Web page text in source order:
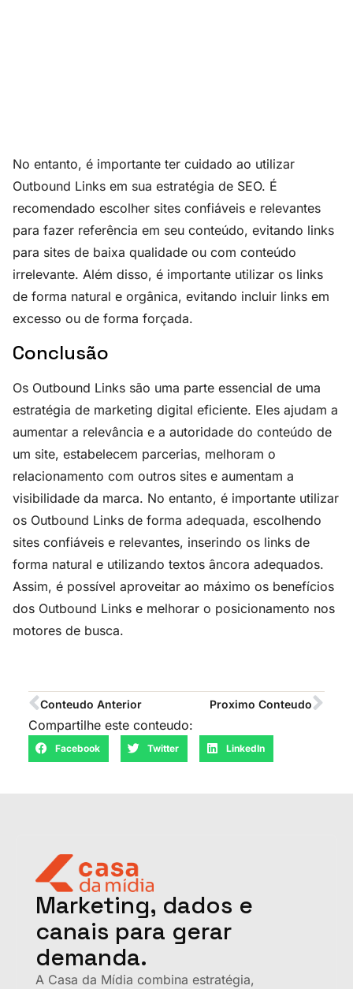
No entanto, é importante ter cuidado ao utilizar
Outbound Links em sua estratégia de SEO. É
recomendado escolher sites confiáveis e relevantes
para fazer referência em seu conteúdo, evitando links
para sites de baixa qualidade ou com conteúdo
irrelevante. Além disso, é importante utilizar os links
de forma natural e orgânica, evitando incluir links em
excesso ou de forma forçada.
Conclusão
Os Outbound Links são uma parte essencial de uma
estratégia de marketing digital eficiente. Eles ajudam a
aumentar a relevância e a autoridade do conteúdo de
um site, estabelecem parcerias, melhoram o
relacionamento com outros sites e aumentam a
visibilidade da marca. No entanto, é importante utilizar
os Outbound Links de forma adequada, escolhendo
sites confiáveis e relevantes, inserindo os links de
forma natural e utilizando textos âncora adequados.
Assim, é possível aproveitar ao máximo os benefícios
dos Outbound Links e melhorar o posicionamento nos
motores de busca.
Conteudo Anterior Proximo Conteudo
Compartilhe este conteudo:
Facebook Twitter LinkedIn
Marketing, dados e
canais para gerar
demanda.
A Casa da Mídia combina estratégia,